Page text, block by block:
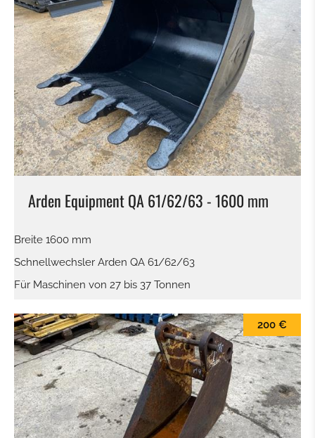
Arden Equipment QA 61/62/63 - 1600 mm
Breite 1600 mm
Schnellwechsler Arden QA 61/62/63
Für Maschinen von 27 bis 37 Tonnen
200 €